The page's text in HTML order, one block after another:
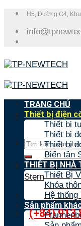
Skip
content
H5, Đường C4,
Tìm
kiếm:
Tìm nhanh:
Stern
(+84) 913
TRANG CHỦ
Thiết bị điện
Thiết bị
Thiết bị
Thiết bị
Biến tần
THIẾT BỊ NHÀ
Thiết Bị
Khóa
Hệ thống
Sản phẩm